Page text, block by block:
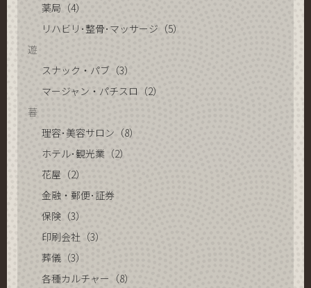
薬局（4）
リハビリ･整骨･マッサージ（5）
遊
スナック・パブ（3）
マージャン・パチスロ（2）
暮
理容･美容サロン（8）
ホテル･観光業（2）
花屋（2）
金融・郵便･証券
保険（3）
印刷会社（3）
葬儀（3）
各種カルチャー（8）